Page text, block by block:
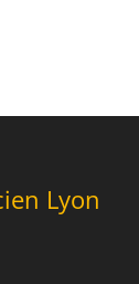
Lyon